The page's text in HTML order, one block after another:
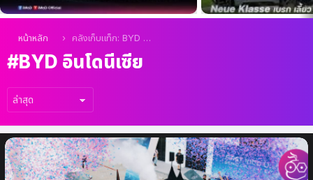
คุณอยู่ที่นี่:
หน้าหลัก คลังเก็บแท็ก: BYD อินโดนีเซีย
BYD อินโดนีเซีย
เรื่อง
ล่าสุด